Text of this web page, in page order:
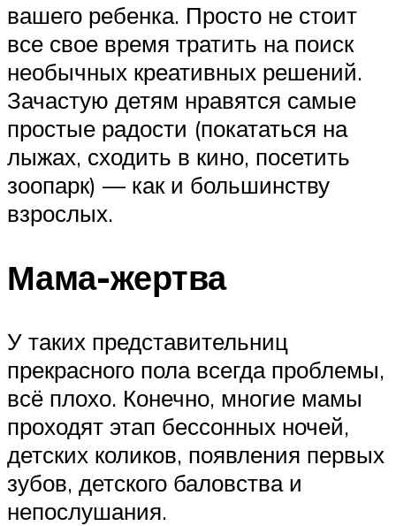
вашего ребенка. Просто не стоит
все свое время тратить на поиск
необычных креативных решений.
Зачастую детям нравятся самые
простые радости (покататься на
лыжах, сходить в кино, посетить
зоопарк) — как и большинству
взрослых.
Мама-жертва
У таких представительниц
прекрасного пола всегда проблемы,
всё плохо. Конечно, многие мамы
проходят этап бессонных ночей,
детских коликов, появления первых
зубов, детского баловства и
непослушания.